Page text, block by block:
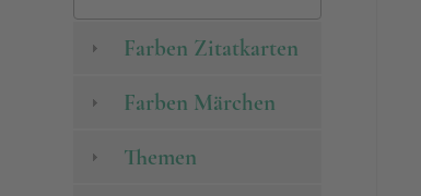
Farben Zitatkarten
Farben Märchen
Themen